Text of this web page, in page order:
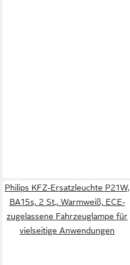
Philips KFZ-Ersatzleuchte P21W,
BA15s, 2 St., Warmweiß, ECE-
zugelassene Fahrzeuglampe für
vielseitige Anwendungen